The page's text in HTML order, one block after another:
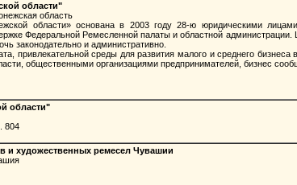
области"
область
области» основана в 2003 году 28-ю юридическими
Федеральной Ремесленной палаты и областной администрации.
законодательно и административно.
привлекательной среды для развития малого и среднего
общественными организациями предпринимателей, бизнес
области"
804
и художественных ремесел Чувашии